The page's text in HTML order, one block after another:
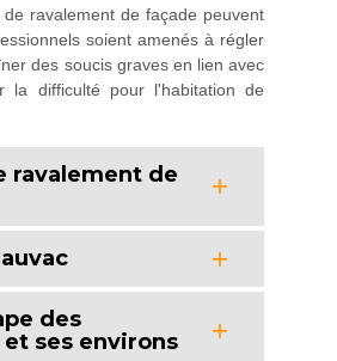
ravalement de façade peuvent
soient amenés à régler
des soucis graves en lien avec
la difficulté pour l'habitation de
ravalement de
des
ses environs